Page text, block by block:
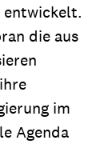
entwickelt.
die aus
im
Agenda